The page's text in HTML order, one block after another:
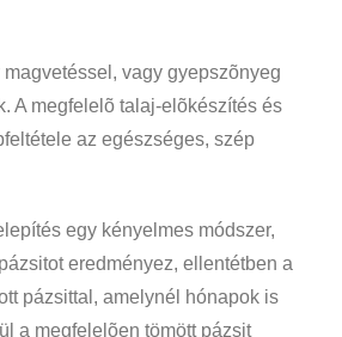
vagy gyepszõnyeg
A megfelelõ talaj-elõkészítés és
az egészséges, szép
egy kényelmes módszer,
eredményez, ellentétben a
pázsittal, amelynél hónapok is
a megfelelõen tömött pázsit